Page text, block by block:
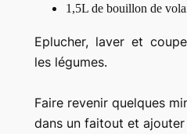
1,5L de bouillon de
Eplucher, laver et
les légumes.
Faire revenir quelques
dans un faitout et ajouter